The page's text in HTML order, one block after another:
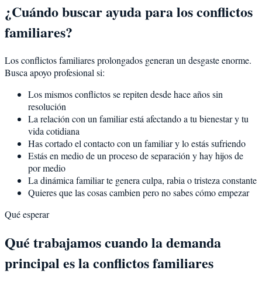
¿Cuándo buscar ayuda para los conflictos
familiares?
Los conflictos familiares prolongados generan un desgaste enorme.
Busca apoyo profesional si:
Los mismos conflictos se repiten desde hace años sin
resolución
La relación con un familiar está afectando a tu bienestar y tu
vida cotidiana
Has cortado el contacto con un familiar y lo estás sufriendo
Estás en medio de un proceso de separación y hay hijos de
por medio
La dinámica familiar te genera culpa, rabia o tristeza constante
Quieres que las cosas cambien pero no sabes cómo empezar
Qué esperar
Qué trabajamos cuando la demanda
principal es la conflictos familiares